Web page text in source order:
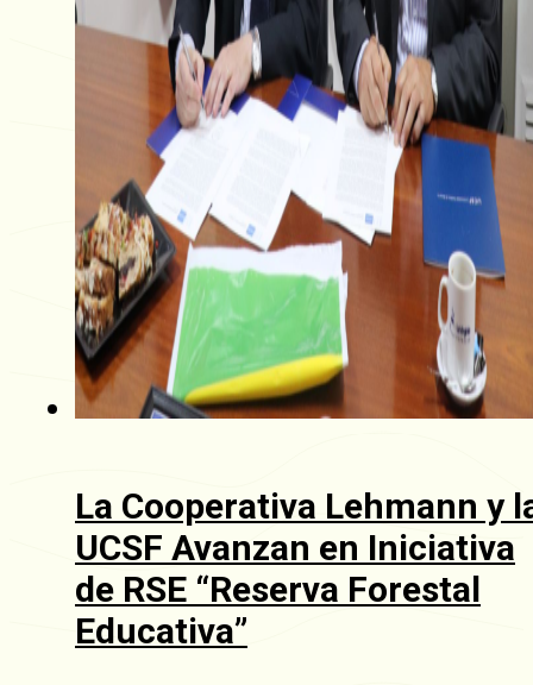
La Cooperativa Lehmann y
UCSF Avanzan en Iniciativa
de RSE “Reserva Forestal
Educativa”